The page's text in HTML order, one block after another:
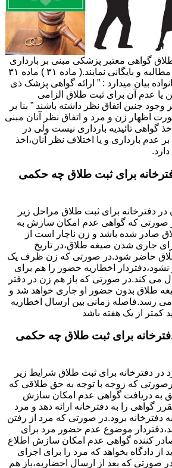
گواهی معتبر پزشکی مبنی بر بارداری
یا عدم بارداری زوجه را مطالبه و بایگانی نمایند.( ماده ۳۱ ) ماده ۳۱
بیان میدارد : ” ارائه گواهی پزشک ذی
یا عدم آن برای ثبت طلاق الزامی
جنین اتفاق نظر داشته باشند ” بنا بر
اظهار زن و مرد و اتفاق نظر آنان مبنی
گواهی تائیدیه بارداری نیست ولی در
بارداری و یا اختلاف نظر آنان،اخذ
برای ثبت طلاق چه حکمی
دفترخانه برای ثبت طلاق مراحل زیر
صورتی که گواهی عدم امکان سازش به
صادر شده باشد و زن ناچار است از
جاری شدن صیغه طلاق،در تاریخ
حاضر شود.در صورتی که زن ظرف یک
اخطاریه حضور را هم برای
می کند.در صورتی که باز هم زن در دفتر
طلاق بدون حضور او جاری خواهد شد و
می رسد.فاصله زمانی بین ارسال اخطاریه
کمتر از یک هفته باشد
برای ثبت طلاق چه حکمی
دفترخانه برای ثبت طلاق شرایط زیر
که زوجه با توجه به حق طلاقی که
به دریافت گواهی عدم امکان سازش
گواهی را به دفترخانه ارائه دهد و مرد
دفترخانه برود.در صورتی که مرد از رفتن
موضوع عدم حضور مرد برای
کننده گواهی عدم امکان سازش اطلاع
از دادگاه بخواهد که مرد را برای اجرای
صورتی که بعد از ارسال احضاریه،باز هم